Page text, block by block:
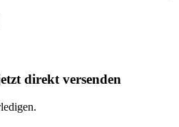
direkt versenden